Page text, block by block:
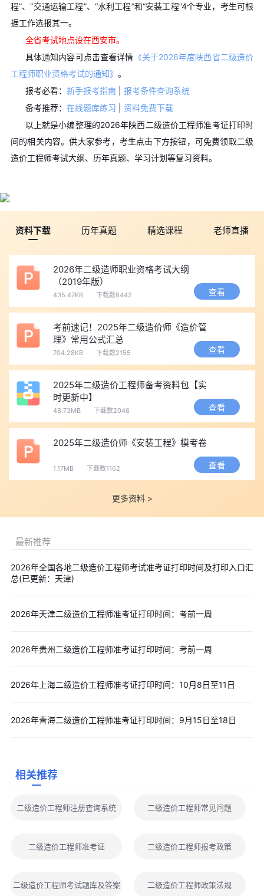
程”、“交通运输工程”、“水利工程”和“安装工程”4个专业，考生可根
据工作选报其一。
全省考试地点设在西安市。
具体通知内容可点击查看详情 《关于2026年度陕西省二级造价
工程师职业资格考试的通知》 。
报考必看： 新手报考指南|
报考条件查询系统
备考推荐： 在线题库练习
资料免费下载
以上就是小编整理的2026年陕西二级造价工程师准考证打印时
间的相关内容。供大家参考，考生点击下方按钮，可免费领取二级
造价工程师考试大纲、历年真题、学习计划等复习资料。
资料下载 历年真题 精选课程 老师直播
2026年二级造师职业资格考试大纲
（2019年版）
435.47KB 下载数6442 查看
考前速记！2025年二级造价师《造价管
理》常用公式汇总
704.28KB 下载数2155 查看
2025年二级造价工程师备考资料包【实
时更新中】
48.73MB 下载数2046 查看
2025年二级造价师《安装工程》模考卷
1.17MB 下载数1162 查看
更多资料 >
最新推荐
2026年全国各地二级造价工程师考试准考证打印时间及打印入口汇
总(已更新：天津)
2026年天津二级造价工程师准考证打印时间：考前一周
2026年贵州二级造价工程师准考证打印时间：考前一周
2026年上海二级造价工程师准考证打印时间：10月8日至11日
2026年青海二级造价工程师准考证打印时间：9月15日至18日
相关推荐
二级造价工程师注册查询系统 二级造价工程师常见问题
二级造价工程师准考证 二级造价工程师报考政策
二级造价工程师考试题库及答案 二级造价工程师政策法规